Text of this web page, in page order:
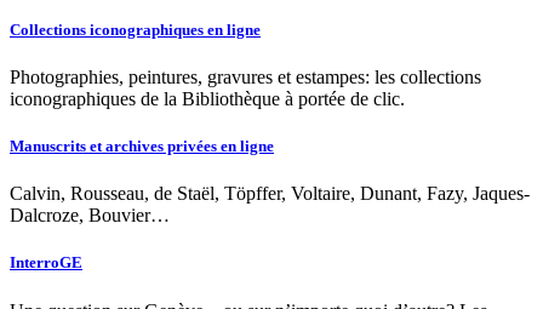
Collections iconographiques en ligne
Photographies, peintures, gravures et estampes: les collections
iconographiques de la Bibliothèque à portée de clic.
Manuscrits et archives privées en ligne
Calvin, Rousseau, de Staël, Töpffer, Voltaire, Dunant, Fazy, Jaques-
Dalcroze, Bouvier…
InterroGE